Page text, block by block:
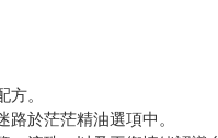
。
於茫茫精油選項中。